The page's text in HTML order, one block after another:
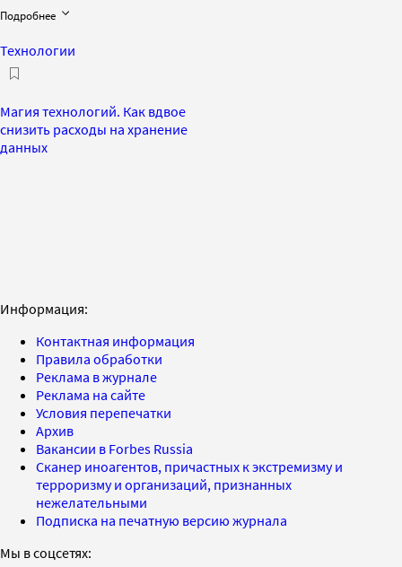
Подробнее
Технологии
Магия технологий. Как вдвое
снизить расходы на хранение
данных
Информация:
Контактная информация
Правила обработки
Реклама в журнале
Реклама на сайте
Условия перепечатки
Архив
Вакансии в Forbes Russia
Сканер иноагентов, причастных к экстремизму и
терроризму и организаций, признанных
нежелательными
Подписка на печатную версию журнала
Мы в соцсетях: